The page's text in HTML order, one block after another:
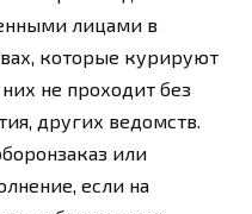
лицами в
которые курируют
не проходит без
других ведомств.
или
если на